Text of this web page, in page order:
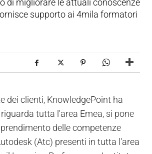
di migliorare le attuali conoscenze
supporto ai 4mila formatori
dei clienti, KnowledgePoint ha
tutta l'area Emea, si pone
delle competenze
(Atc) presenti in tutta l'area